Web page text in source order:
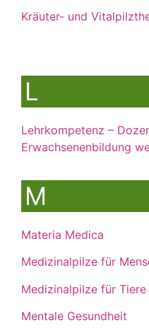
Kräuter- und
L
Lehrkompetenz –
Erwachsenenbildung
M
Materia Medica
Medizinalpilze für
Medizinalpilze für Tiere
Mentale Gesundheit